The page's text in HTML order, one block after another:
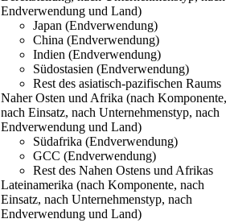
Endverwendung und Land)
Japan (Endverwendung)
China (Endverwendung)
Indien (Endverwendung)
Südostasien (Endverwendung)
Rest des asiatisch-pazifischen Raums
Naher Osten und Afrika (nach Komponente,
nach Einsatz, nach Unternehmenstyp, nach
Endverwendung und Land)
Südafrika (Endverwendung)
GCC (Endverwendung)
Rest des Nahen Ostens und Afrikas
Lateinamerika (nach Komponente, nach
Einsatz, nach Unternehmenstyp, nach
Endverwendung und Land)